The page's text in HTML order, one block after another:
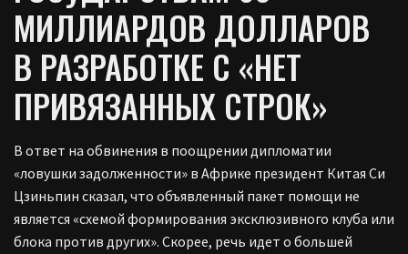
МИЛЛИАРДОВ ДОЛЛАРОВ
В РАЗРАБОТКЕ С «НЕТ
ПРИВЯЗАННЫХ СТРОК»
В ответ на обвинения в поощрении дипломатии
«ловушки задолженности» в Африке президент Китая Си
Цзиньпин сказал, что объявленный пакет помощи не
является «схемой формирования эксклюзивного клуба или
блока против других». Скорее, речь идет о большей